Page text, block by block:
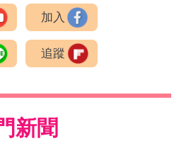
加入
追蹤
新聞